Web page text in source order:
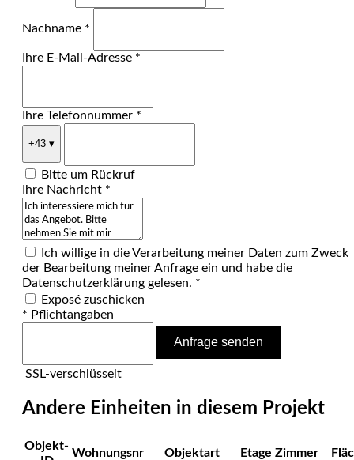
Nachname *
Ihre E-Mail-Adresse *
Ihre Telefonnummer *
+43 ▾
Bitte um Rückruf
Ihre Nachricht *
Ich willige in die Verarbeitung meiner Daten zum Zweck
der Bearbeitung meiner Anfrage ein und habe die
Datenschutzerklärung gelesen. *
Exposé zuschicken
* Pflichtangaben
Anfrage senden
SSL-verschlüsselt
Andere Einheiten in diesem Projekt
Objekt-
Wohnungsnr Objektart Etage Zimmer